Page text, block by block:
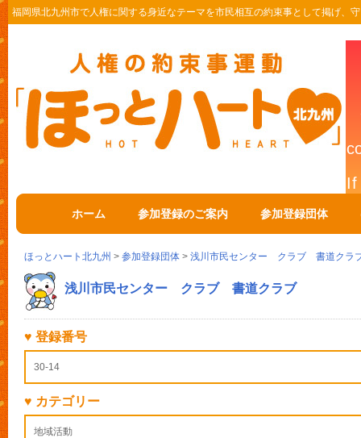
福岡県北九州市で人権に関する身近なテーマを市民相互の約束事として掲げ、
ホーム 参加登録のご案内 参加登録団体
ほっとハート北九州 > 参加登録団体 > 浅川市民センター クラブ 書道クラ
浅川市民センター クラブ 書道クラブ
♥ 登録番号
30-14
♥ カテゴリー
地域活動